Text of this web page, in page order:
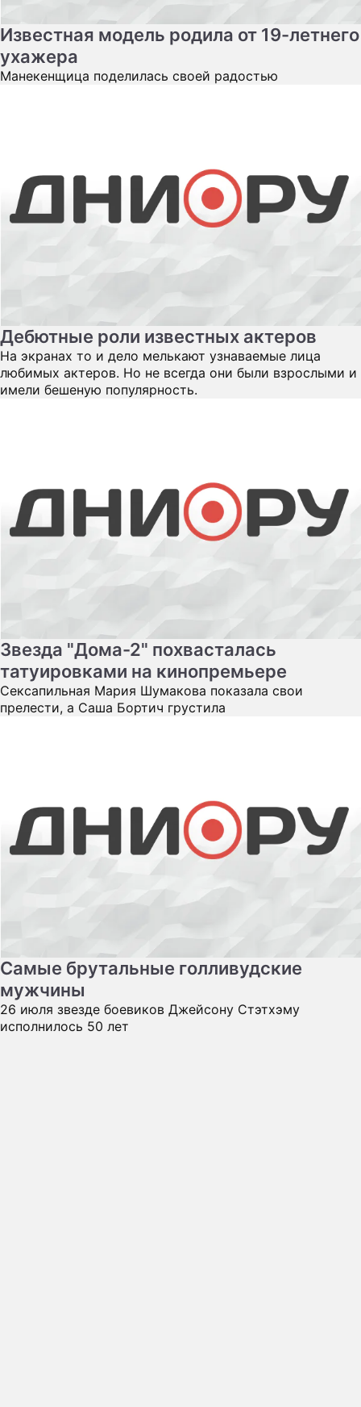
Известная модель родила от 19-летнего
ухажера
Манекенщица поделилась своей радостью
Дебютные роли известных актеров
На экранах то и дело мелькают узнаваемые лица
любимых актеров. Но не всегда они были взрослыми и
имели бешеную популярность.
Звезда "Дома-2" похвасталась
татуировками на кинопремьере
Сексапильная Мария Шумакова показала свои
прелести, а Саша Бортич грустила
Самые брутальные голливудские
мужчины
26 июля звезде боевиков Джейсону Стэтхэму
исполнилось 50 лет